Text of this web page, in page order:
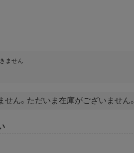
ません
せん。ただいま在庫がございません。